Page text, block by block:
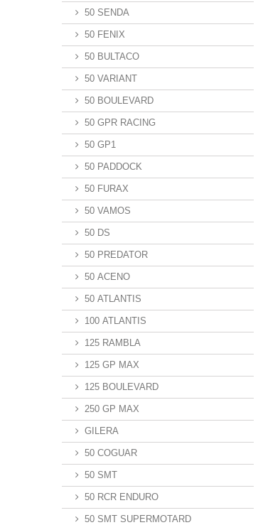
50 SENDA
50 FENIX
50 BULTACO
50 VARIANT
50 BOULEVARD
50 GPR RACING
50 GP1
50 PADDOCK
50 FURAX
50 VAMOS
50 DS
50 PREDATOR
50 ACENO
50 ATLANTIS
100 ATLANTIS
125 RAMBLA
125 GP MAX
125 BOULEVARD
250 GP MAX
GILERA
50 COGUAR
50 SMT
50 RCR ENDURO
50 SMT SUPERMOTARD